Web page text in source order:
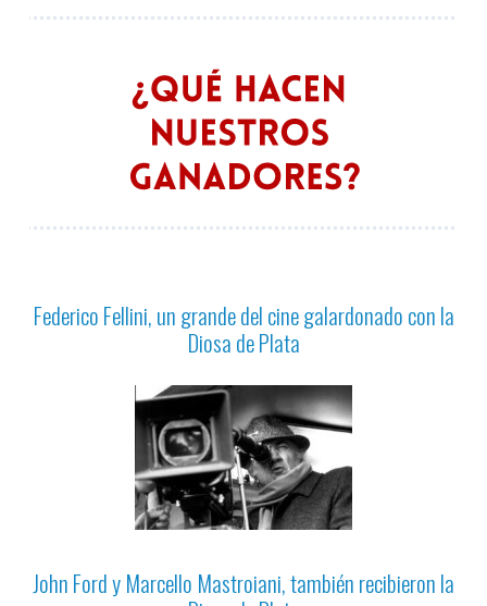
Federico Fellini, un grande del cine galardonado con la
Diosa de Plata
John Ford y Marcello Mastroiani, también recibieron la